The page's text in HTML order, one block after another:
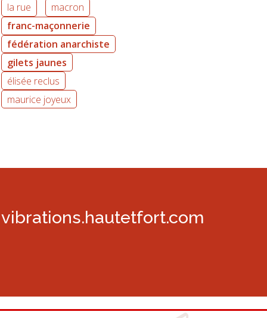
la rue
macron
franc-maçonnerie
fédération anarchiste
gilets jaunes
élisée reclus
maurice joyeux
vibrations.hautetfort.com